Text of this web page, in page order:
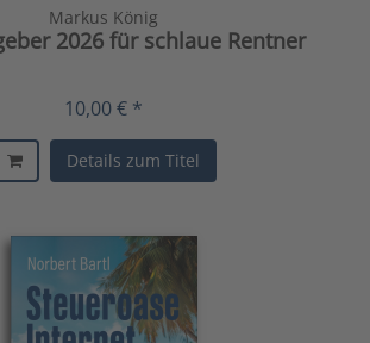
Markus König
2026 für schlaue Rentner
10,00 € *
Details zum Titel